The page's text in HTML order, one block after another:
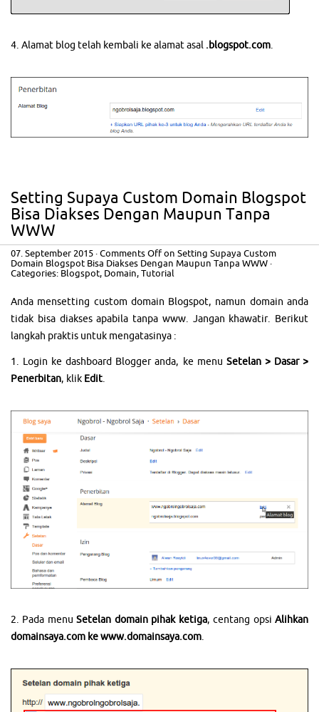
4. Alamat blog telah kembali ke alamat asal .blogspot.com.
Setting Supaya Custom Domain Blogspot
Bisa Diakses Dengan Maupun Tanpa
WWW
07. September 2015 · Comments Off on Setting Supaya Custom
Domain Blogspot Bisa Diakses Dengan Maupun Tanpa WWW ·
Categories: Blogspot, Domain, Tutorial
Anda mensetting custom domain Blogspot, namun domain anda
tidak bisa diakses apabila tanpa www. Jangan khawatir. Berikut
langkah praktis untuk mengatasinya :
1. Login ke dashboard Blogger anda, ke menu Setelan > Dasar >
Penerbitan, klik Edit
2. Pada menuSetelan domain pihak ketiga, centang opsiAlihkan
domainsaya.com ke www.domainsaya.com